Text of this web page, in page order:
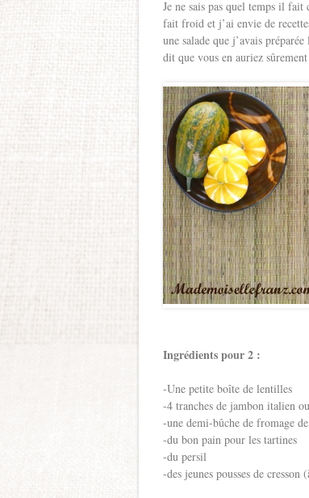
Je ne sais pas quel temps il
fait froid et j’ai envie de
une salade que j’avais
dit que vous en auriez
Ingrédients pour 2 :
-Une petite boîte de lentilles
-4 tranches de jambon italien
-une demi-bûche de fromage
-du bon pain pour les tartines
-du persil
-des jeunes pousses de cresson